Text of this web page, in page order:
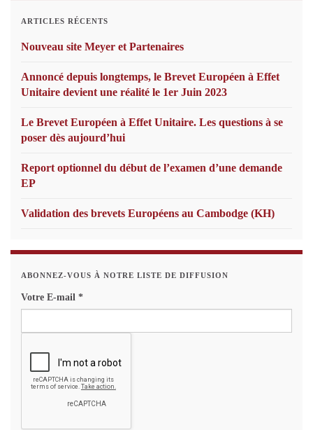
ARTICLES RÉCENTS
Nouveau site Meyer et Partenaires
Annoncé depuis longtemps, le Brevet Européen à Effet
Unitaire devient une réalité le 1er Juin 2023
Le Brevet Européen à Effet Unitaire. Les questions à se
poser dès aujourd’hui
Report optionnel du début de l’examen d’une demande
EP
Validation des brevets Européens au Cambodge (KH)
ABONNEZ-VOUS À NOTRE LISTE DE DIFFUSION
Votre E-mail *